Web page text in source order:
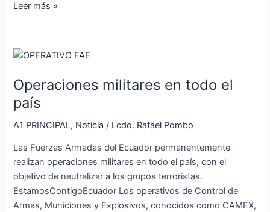
Leer más »
Operaciones militares en todo el
país
A1 PRINCIPAL, Noticia / Lcdo. Rafael Pombo
Las Fuerzas Armadas del Ecuador permanentemente
realizan operaciones militares en todo el país, con el
objetivo de neutralizar a los grupos terroristas.
EstamosContigoEcuador Los operativos de Control de
Armas, Municiones y Explosivos, conocidos como CAMEX,
Operaciones
en
todo
el
país